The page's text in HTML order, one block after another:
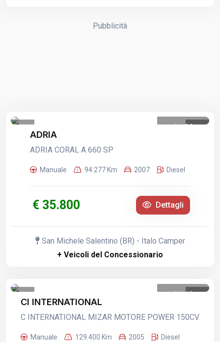
Pubblicità
1 /20
ADRIA
ADRIA CORAL A 660 SP
Manuale 94.277 Km 2007 Diesel
€ 35.800 Dettagli
San Michele Salentino (BR) - Italo Camper
+ Veicoli del Concessionario
1 /19
CI INTERNATIONAL
C INTERNATIONAL MIZAR MOTORE POWER 150CV
Manuale 129.400 Km 2005 Diesel